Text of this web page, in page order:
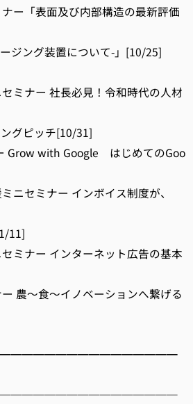
ー「表面及び内部構造の最新評価
ジング装置について-」[10/25]
ミナー 社長必見！令和時代の人材
グピッチ[10/31]
Grow with Google はじめてのGoo
ニセミナー インボイス制度が、
11]
ミナー インターネット広告の基本
農～食～イノベーションへ繋げる